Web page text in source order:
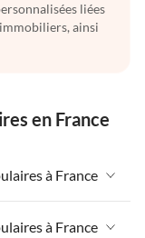
liées
ainsi
en France
à France
à France